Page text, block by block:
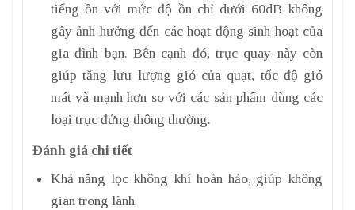
tiếng ồn với mức độ ồn chỉ dưới 60dB không
gây ảnh hưởng đến các hoạt động sinh hoạt của
gia đình bạn. Bên cạnh đó, trục quay này còn
giúp tăng lưu lượng gió của quạt, tốc độ gió
mát và mạnh hơn so với các sản phẩm dùng các
loại trục đứng thông thường.
Đánh giá chi tiết
Khả năng lọc không khí hoàn hảo, giúp không
gian trong lành